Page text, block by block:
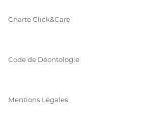
Charte Click&Care
Code de Déontologie
Mentions Légales